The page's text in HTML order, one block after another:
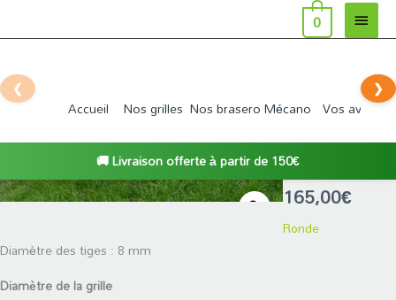
au
0
❮
Accueil
Nos grilles Nos brasero Mécano Vos avis
❯
🚚 Livraison offerte à partir de 150€
165,00€
Ronde
Diamètre des tiges : 8 mm
Diamètre de la grille
quantité
ronde